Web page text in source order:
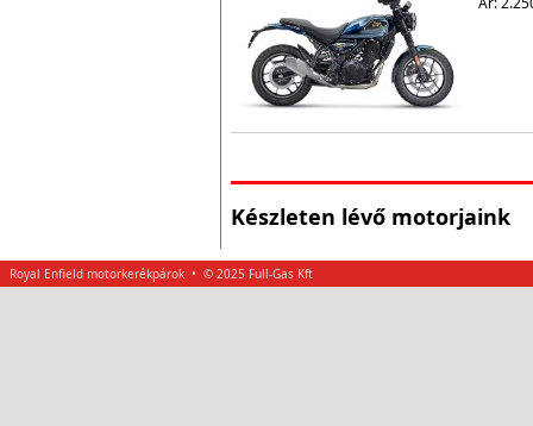
Készleten lévő motorjaink
Royal Enfield motorkerékpárok • © 2025 Full-Gas Kft